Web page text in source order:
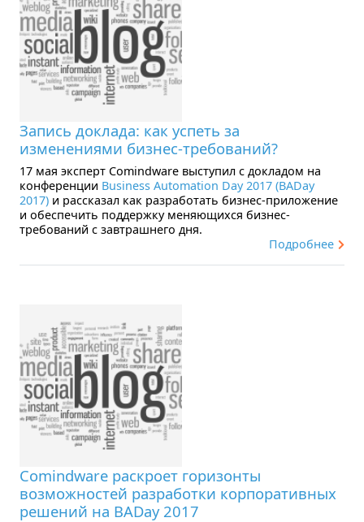
Запись доклада: как успеть за
изменениями бизнес-требований?
17 мая эксперт Comindware выступил с докладом на
конференции Business Automation Day 2017 (BADay
2017) и рассказал как разработать бизнес-приложение
и обеспечить поддержку меняющихся бизнес-
требований с завтрашнего дня.
Подробнее
Comindware раскроет горизонты
возможностей разработки корпоративных
решений на BADay 2017